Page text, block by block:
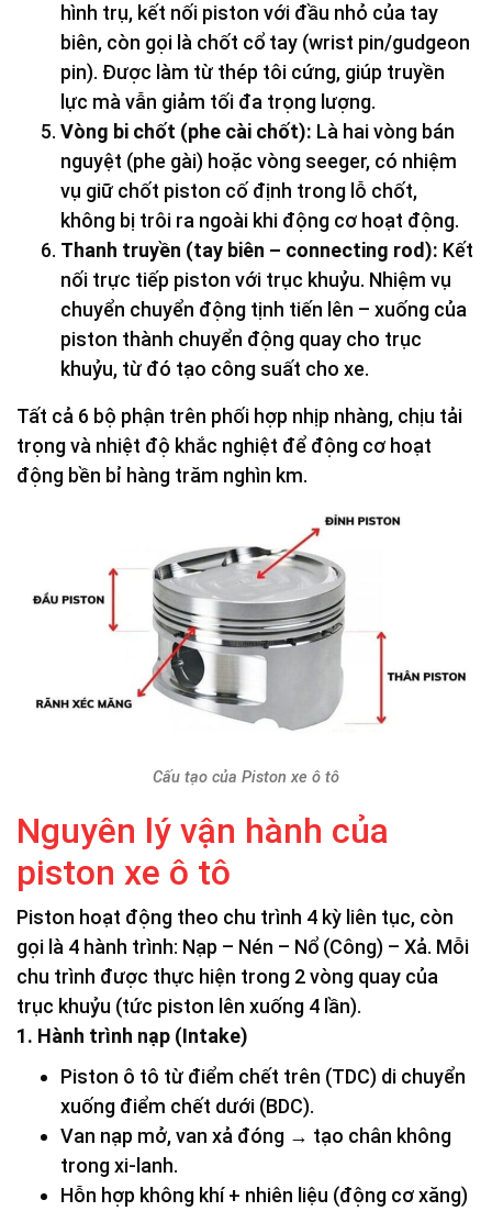
hình trụ, kết nối piston với đầu nhỏ của tay
biên, còn gọi là chốt cổ tay (wrist pin/gudgeon
pin). Được làm từ thép tôi cứng, giúp truyền
lực mà vẫn giảm tối đa trọng lượng.
Vòng bi chốt (phe cài chốt): Là hai vòng bán
nguyệt (phe gài) hoặc vòng seeger, có nhiệm
vụ giữ chốt piston cố định trong lỗ chốt,
không bị trôi ra ngoài khi động cơ hoạt động.
Thanh truyền (tay biên – connecting rod): Kết
nối trực tiếp piston với trục khuỷu. Nhiệm vụ
chuyển chuyển động tịnh tiến lên – xuống của
piston thành chuyển động quay cho trục
khuỷu, từ đó tạo công suất cho xe.
Tất cả 6 bộ phận trên phối hợp nhịp nhàng, chịu tải
trọng và nhiệt độ khắc nghiệt để động cơ hoạt
động bền bỉ hàng trăm nghìn km.
Cấu tạo của Piston xe ô tô
Nguyên lý vận hành của
piston xe ô tô
Piston hoạt động theo chu trình 4 kỳ liên tục, còn
gọi là 4 hành trình: Nạp – Nén – Nổ (Công) – Xả. Mỗi
chu trình được thực hiện trong 2 vòng quay của
trục khuỷu (tức piston lên xuống 4 lần).
1. Hành trình nạp (Intake)
Piston ô tô từ điểm chết trên (TDC) di chuyển
xuống điểm chết dưới (BDC).
Van nạp mở, van xả đóng → tạo chân không
trong xi-lanh.
Hỗn hợp không khí + nhiên liệu (động cơ xăng)